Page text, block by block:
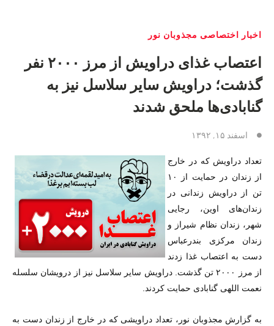
اخبار اختصاصی مجذوبان نور
اعتصاب غذای دراویش از مرز ۲۰۰۰ نفر
گذشت؛ دراویش سایر سلاسل نیز به
گنابادی‌ها ملحق شدند
اسفند ۱۵, ۱۳۹۲
تعداد دراویش که در خارج
از زندان در حمایت از ۱۰
تن از دراویش زندانی در
زندان‌های اوین، رجایی
شهر، زندان نظام شیراز و
زندان مرکزی بندرعباس
دست به اعتصاب غذا زدند
از مرز ۲۰۰۰ تن گذشت. دراویش سایر سلاسل نیز از درویشان سلسله
نعمت اللهی گنابادی حمایت کردند.
به گزارش مجذوبان نور، تعداد دراویشی که در خارج از زندان دست به